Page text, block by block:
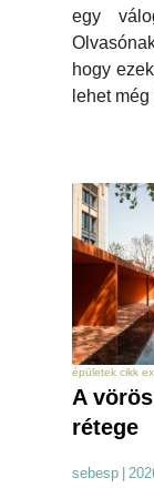
egy
hogy
lehet
épületek cikk
A
rétege
sebesp